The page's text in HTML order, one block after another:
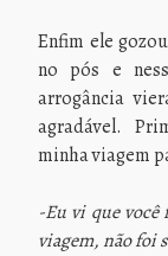
Enfim ele
no pós e
arrogância
agradável.
minha viagem
-Eu vi que
viagem, não foi